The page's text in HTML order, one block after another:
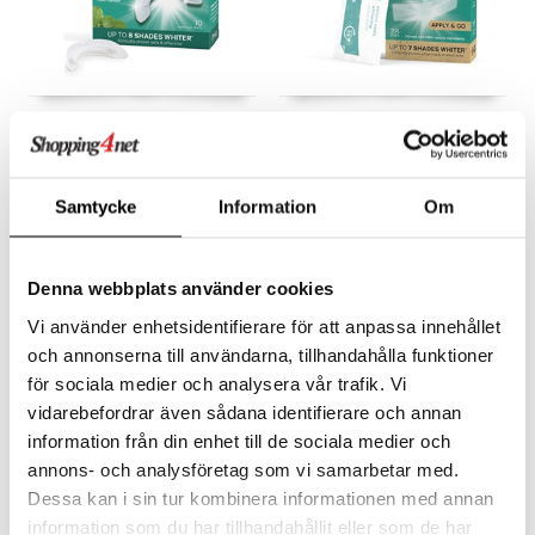
Samtycke Information Om
Denna webbplats använder cookies
Vi använder enhetsidentifierare för att anpassa innehållet
och annonserna till användarna, tillhandahålla funktioner
för sociala medier och analysera vår trafik. Vi
vidarebefordrar även sådana identifierare och annan
information från din enhet till de sociala medier och
annons- och analysföretag som vi samarbetar med.
Dessa kan i sin tur kombinera informationen med annan
information som du har tillhandahållit eller som de har
Kit
34,90 € 34,90